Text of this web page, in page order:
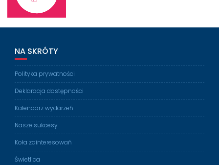
NA SKRÓTY
Polityka prywatności
Deklaracja dostępności
Kalendarz wydarzeń
Nasze sukcesy
Koła zainteresowań
Świetlica